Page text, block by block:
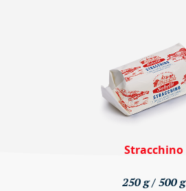
Stracchino
250 g / 500 g